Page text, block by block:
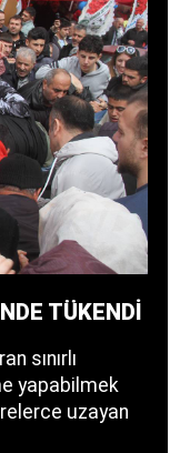
TÜKENDİ
sınırlı
yapabilmek
uzayan